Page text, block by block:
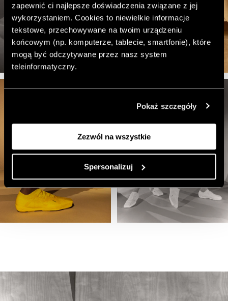
zapewnić ci najlepsze doświadczenia związane z jej
wykorzystaniem. Cookies to niewielkie informacje
tekstowe, przechowywane na twoim urządzeniu
końcowym (np. komputerze, tablecie, smartfonie), które
mogą być odczytywane przez nasz system
teleinformatyczny.
Pokaż szczegóły
Zezwól na wszystkie
Spersonalizuj